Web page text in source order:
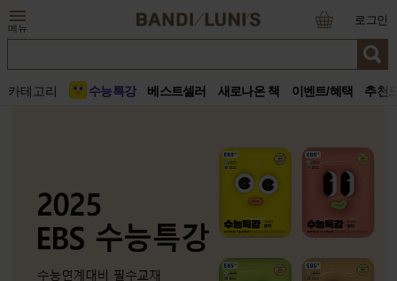
메뉴
로그인
카테고리 수능특강 베스트셀러 새로나온 책 이벤트/혜택 추천